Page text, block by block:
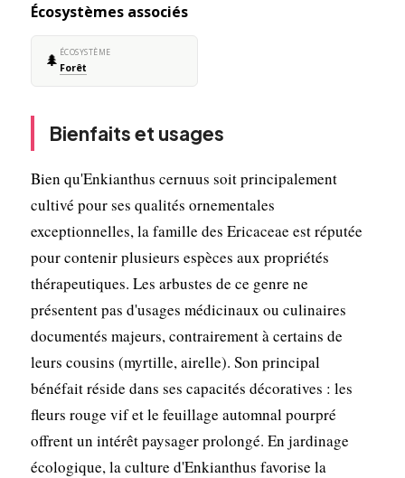
Écosystèmes associés
🌲 ÉCOSYSTÈME
Forêt
Bienfaits et usages
Bien qu'Enkianthus cernuus soit principalement
cultivé pour ses qualités ornementales
exceptionnelles, la famille des Ericaceae est réputée
pour contenir plusieurs espèces aux propriétés
thérapeutiques. Les arbustes de ce genre ne
présentent pas d'usages médicinaux ou culinaires
documentés majeurs, contrairement à certains de
leurs cousins (myrtille, airelle). Son principal
bénéfait réside dans ses capacités décoratives : les
fleurs rouge vif et le feuillage automnal pourpré
offrent un intérêt paysager prolongé. En jardinage
écologique, la culture d'Enkianthus favorise la